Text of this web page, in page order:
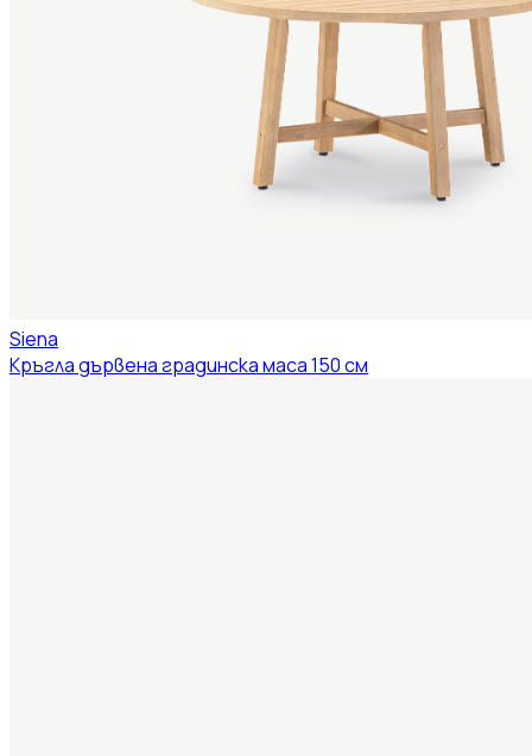
Siena
Кръгла дървена градинска маса 150 см